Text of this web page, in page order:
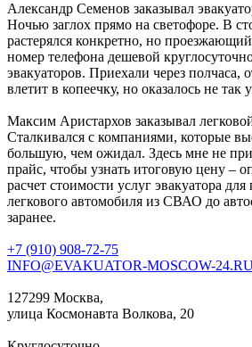
Александр Семенов заказывал
Ночью заглох прямо на светофоре. В
растерялся конкретно, но
номер телефона дешевой
эвакуаторов. Приехали через полчаса,
влетит в копеечку, но оказалось не
Максим Аристархов заказывал
Сталкивался с компаниями, которые
большую, чем ожидал. Здесь мне не
прайс, чтобы узнать итоговую цену –
расчет стоимости услуг эвакуатора
легкового автомобиля из СВАО до
заранее.
+7 (910) 908-72-75
INFO@EVAKUATOR-MOSCOW-
127299 Москва,
улица Космонавта Волкова, 20